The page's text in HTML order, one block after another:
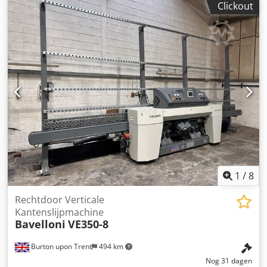
Clickout
1 /8
Burton upon Trent 494 km
Rechtdoor Verticale
Kantenslijpmachine
Bavelloni VE350-8
Nog 31 dagen